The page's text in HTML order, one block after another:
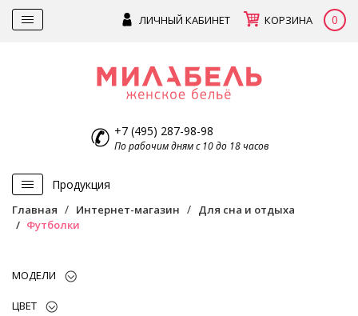
ЛИЧНЫЙ КАБИНЕТ КОРЗИНА 0
+7 (495) 287-98-98
По рабочим дням с 10 до 18 часов
Продукция
Главная Интернет-магазин
Для сна и отдыха
Футболки
МОДЕЛИ
ЦВЕТ